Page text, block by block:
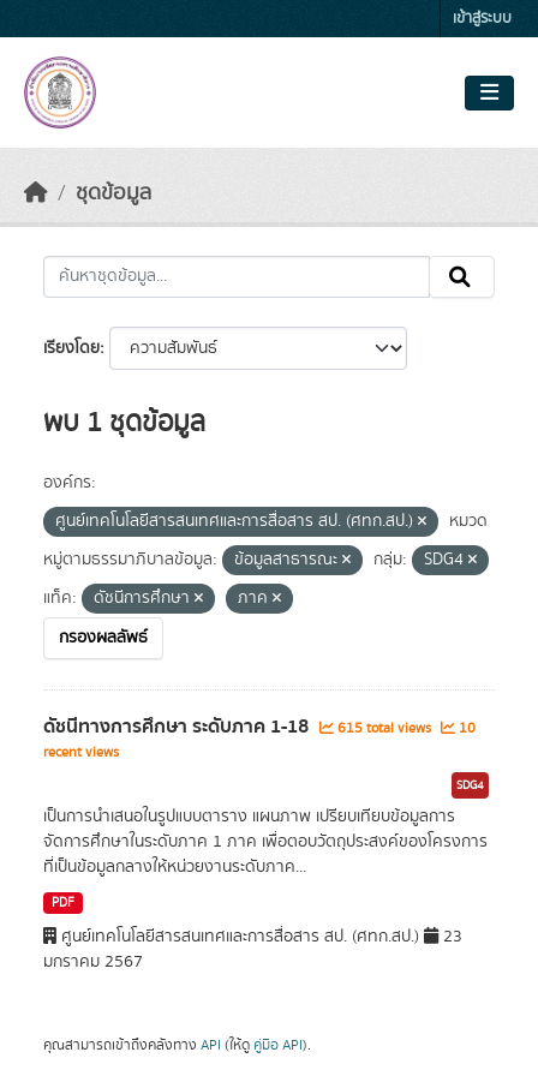
เข้าสู่ระบบ
ชุดข้อมูล
เรียงโดย
พบ 1 ชุดข้อมูล
องค์กร:
ศูนย์เทคโนโลยีสารสนเทศและการสื่อสาร สป. (ศทก.สป.)
หมวด
หมู่ตามธรรมาภิบาลข้อมูล:
ข้อมูลสาธารณะ กลุ่ม:
SDG4
แท็ค:
ดัชนีการศึกษา
ภาค
กรองผลลัพธ์
ดัชนีทางการศึกษา ระดับภาค 1-18 615 total views
10
recent views
SDG4
เป็นการนำเสนอในรูปแบบตาราง แผนภาพ เปรียบเทียบข้อมูลการ
จัดการศึกษาในระดับภาค 1 ภาค เพื่อตอบวัตถุประสงค์ของโครงการ
ที่เป็นข้อมูลกลางให้หน่วยงานระดับภาค...
PDF
ศูนย์เทคโนโลยีสารสนเทศและการสื่อสาร สป. (ศทก.สป.)
23
มกราคม 2567
คุณสามารถเข้าถึงคลังทาง API (ให้ดู คู่มือ API).